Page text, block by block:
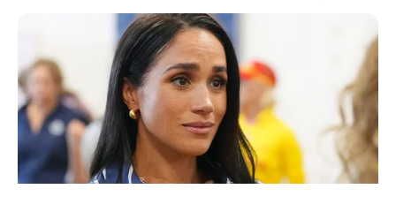
© 2025 EVIANEWS του Γιώργου Κουτσελίνη